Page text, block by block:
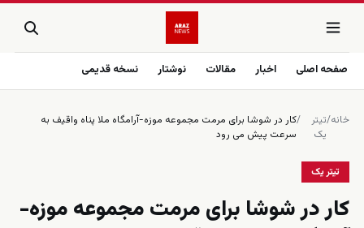
صفحه اصلی اخبار مقالات نوشتار نسخه قدیمی
خانه/تیتر
یک
/کار در شوشا برای مرمت مجموعه موزه-آرامگاه ملا پناه واقیف به
سرعت پیش می رود
تیتر یک
کار در شوشا برای مرمت مجموعه موزه-